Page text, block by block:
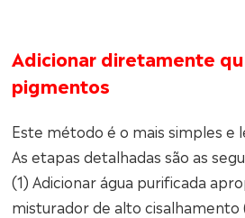
Adicionar diretamente
pigmentos
Este método é o mais simples e
As etapas detalhadas são as
(1) Adicionar água purificada
misturador de alto